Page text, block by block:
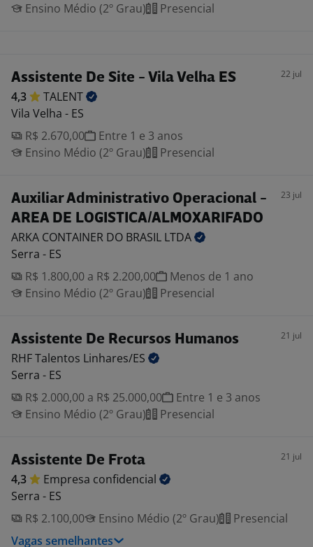
Ensino Médio (2º Grau)
Presencial
Assistente De Site - Vila Velha ES 22 jul
4,3
TALENT
Vila Velha - ES
R$ 2.670,00
Entre 1 e 3 anos
Ensino Médio (2º Grau)
Presencial
Auxiliar Administrativo Operacional -
AREA DE LOGISTICA/ALMOXARIFADO
23 jul
ARKA CONTAINER DO BRASIL LTDA
Serra - ES
R$ 1.800,00 a R$ 2.200,00
Menos de 1 ano
Ensino Médio (2º Grau)
Presencial
Assistente De Recursos Humanos 21 jul
RHF Talentos Linhares/ES
Serra - ES
R$ 2.000,00 a R$ 25.000,00
Entre 1 e 3 anos
Ensino Médio (2º Grau)
Presencial
Assistente De Frota 21 jul
4,3 Empresa confidencial
Serra - ES
R$ 2.100,00
Ensino Médio (2º Grau)
Presencial
Vagas semelhantes